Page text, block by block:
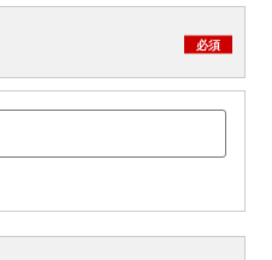
必須